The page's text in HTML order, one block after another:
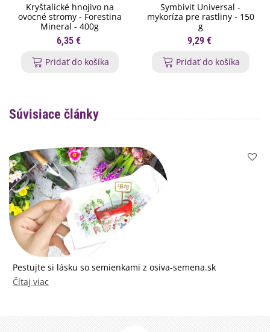
Kryštalické hnojivo na
ovocné stromy - Forestina
Mineral - 400g
6,35 €
Pridať do košíka
Symbivit Universal -
mykoríza pre rastliny - 150
g
9,29 €
Pridať do košíka
Súvisiace články
Pestujte si lásku so semienkami z osiva-semena.sk
Čítaj viac